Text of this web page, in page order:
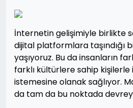
İnternetin gelişimiyle birlikte
dijital platformlara taşındığı
yaşıyoruz. Bu da insanların
farklı kültürlere sahip
istemesine olanak sağlıyor.
da tam da bu noktada